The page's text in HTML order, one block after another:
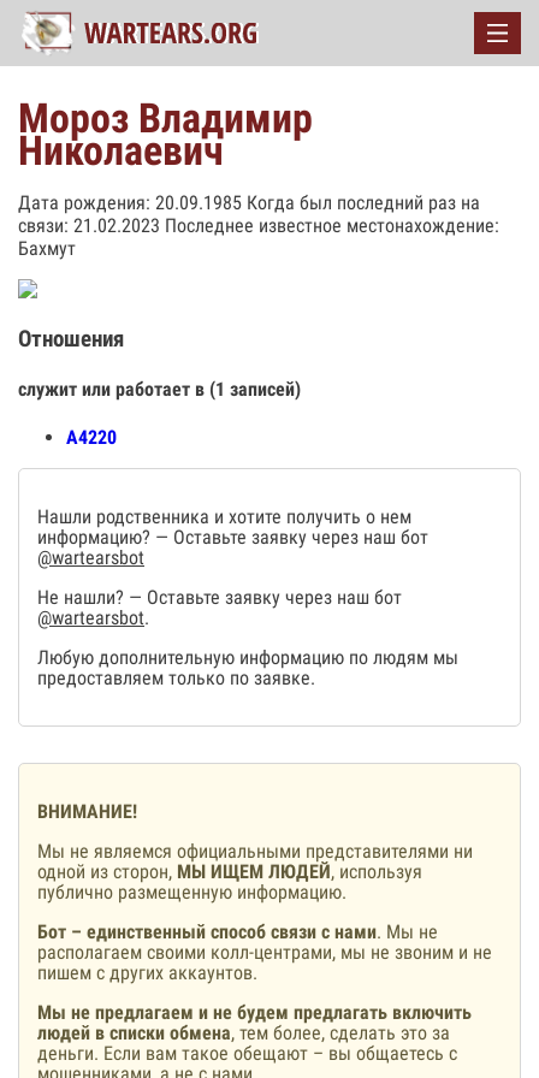
Мороз Владимир
Николаевич
Дата рождения: 20.09.1985 Когда был последний раз на
связи: 21.02.2023 Последнее известное местонахождение:
Бахмут
Отношения
служит или работает в (1 записей)
А4220
Нашли родственника и хотите получить о нем
информацию? — Оставьте заявку через наш бот
@wartearsbot
Не нашли? — Оставьте заявку через наш бот
@wartearsbot.
Любую дополнительную информацию по людям мы
предоставляем только по заявке.
ВНИМАНИЕ!
Мы не являемся официальными представителями ни
одной из сторон, МЫ ИЩЕМ ЛЮДЕЙ, используя
публично размещенную информацию.
Бот – единственный способ связи с нами. Мы не
располагаем своими колл-центрами, мы не звоним и не
пишем с других аккаунтов.
Мы не предлагаем и не будем предлагать включить
людей в списки обмена, тем более, сделать это за
деньги. Если вам такое обещают – вы общаетесь с